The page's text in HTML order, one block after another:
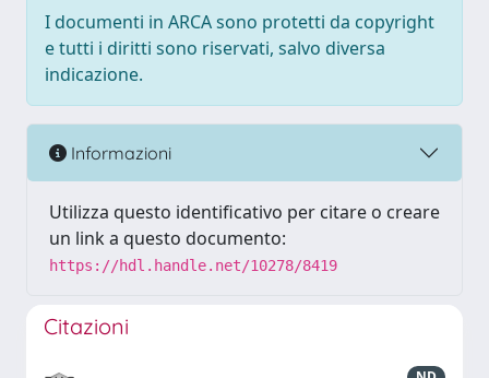
I documenti in ARCA sono protetti da copyright
e tutti i diritti sono riservati, salvo diversa
indicazione.
Informazioni
Utilizza questo identificativo per citare o creare
un link a questo documento:
https://hdl.handle.net/10278/8419
Citazioni